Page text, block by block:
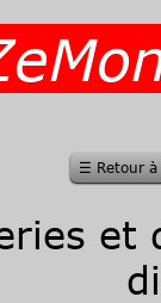
☰ Retour
et